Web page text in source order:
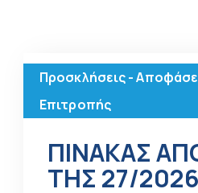
Προσκλήσεις -
Επιτροπής
ΠΙΝΑΚΑΣ
ΤΗΣ 27/2026